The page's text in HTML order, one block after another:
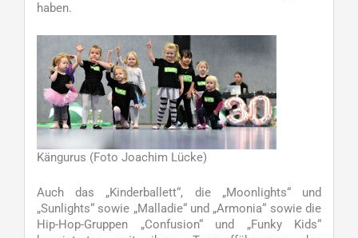
haben.
Kängurus (Foto Joachim Lücke)
Auch das „Kinderballett“, die „Moonlights“ und
„Sunlights“ sowie „Malladie“ und „Armonia“ sowie die
Hip-Hop-Gruppen „Confusion“ und „Funky Kids“